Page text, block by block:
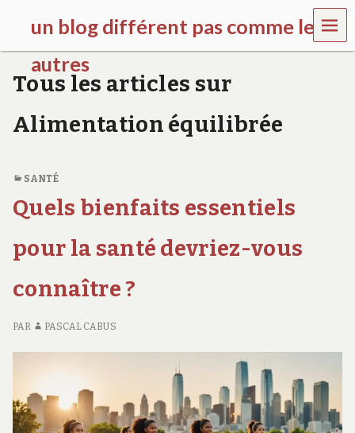
un blog différent pas comme les
autres
f
c
i
l
d
r
n
r
MEN
U
Tous les articles sur
Alimentation équilibrée
SANTÉ
Quels bienfaits essentiels
pour la santé devriez-vous
connaître ?
PAR PASCAL CABUS